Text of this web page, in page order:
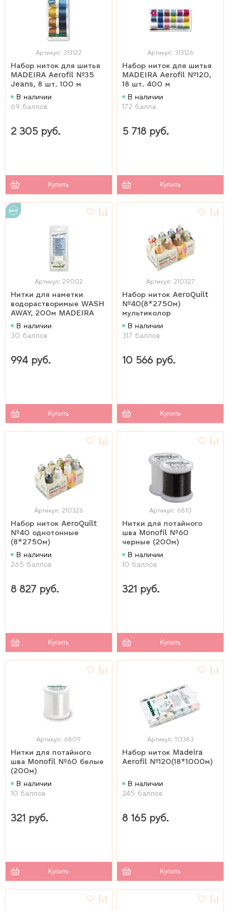
Артикул: 313122
Набор ниток для шитья
MADEIRA Aerofil №35
Jeans, 8 шт. 100 м
В наличии
69 баллов
2 305 руб.
Купить
Артикул: 313126
Набор ниток для шитья
MADEIRA Aerofil №120,
18 шт. 400 м
В наличии
172 балла
5 718 руб.
Купить
Артикул: 29002
Нитки для наметки
водорастворимые WASH
AWAY, 200м MADEIRA
В наличии
30 баллов
994 руб.
Купить
Артикул: 210327
Набор ниток AeroQuilt
№40(8*2750м)
мультиколор
В наличии
317 баллов
10 566 руб.
Купить
Артикул: 210326
Набор ниток AeroQuilt
№40 однотонные
(8*2750м)
В наличии
265 баллов
8 827 руб.
Купить
Артикул: 6810
Нитки для потайного
шва Monofil №60
черные (200м)
В наличии
10 баллов
321 руб.
Купить
Артикул: 6809
Нитки для потайного
шва Monofil №60 белые
(200м)
В наличии
10 баллов
321 руб.
Купить
Артикул: 113383
Набор ниток Madeira
Aerofil №120(18*1000м)
В наличии
245 баллов
8 165 руб.
Купить